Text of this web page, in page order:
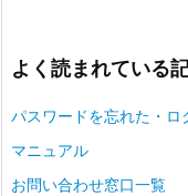
よく読まれている
パスワードを忘れた・ロ
マニュアル
お問い合わせ窓口一覧